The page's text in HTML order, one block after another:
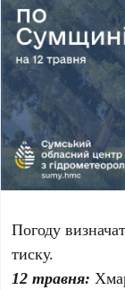
Погоду
тиску.
12 травня: